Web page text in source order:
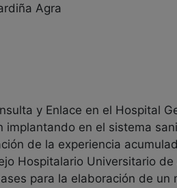
Agra
y Enlace en el Hospital
implantando en el sistema
de la experiencia
Hospitalario Universitario
para la elaboración de